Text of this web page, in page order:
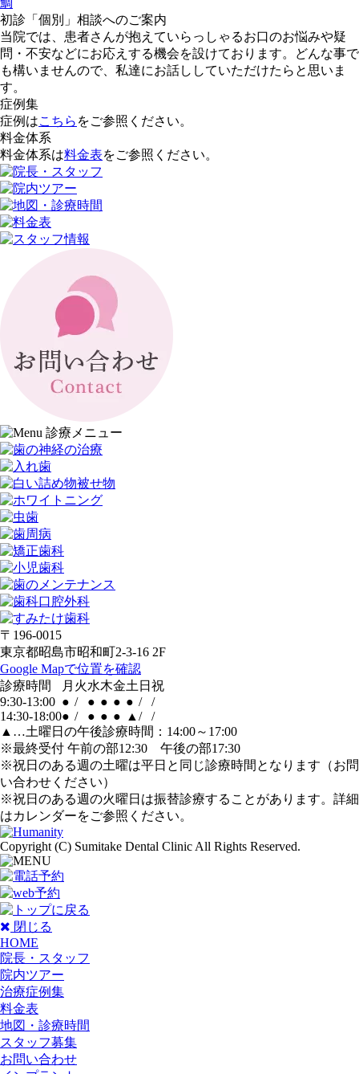
鯛
初診「個別」相談へのご案内
当院では、患者さんが抱えていらっしゃるお口のお悩みや疑
問・不安などにお応えする機会を設けております。どんな事で
も構いませんので、私達にお話ししていただけたらと思いま
す。
症例集
症例はこちら をご参照ください。
料金体系
料金体系は料金表をご参照ください。
〒196-0015
東京都昭島市昭和町2-3-16 2F
Google Mapで位置を確認
診療時間
月 火水木金土 日 祝
9:30-13:00 ● / ● ● ● ● /
/
14:30-18:00● / ● ● ● ▲ /
/
▲…土曜日の午後診療時間：14:00～17:00
※最終受付 午前の部12:30 午後の部17:30
※祝日のある週の土曜は平日と同じ診療時間となります（お問
い合わせください）
※祝日のある週の火曜日は振替診療することがあります。詳細
はカレンダーをご参照ください。
Copyright (C) Sumitake Dental Clinic All Rights Reserved.
閉じる
HOME
院長・スタッフ
院内ツアー
治療症例集
料金表
地図・診療時間
スタッフ募集
お問い合わせ